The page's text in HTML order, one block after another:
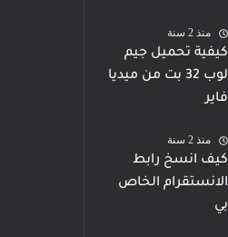
منذ 2 سنة
كيفية تحميل جيم
لوب 32 بت من ميديا
فاير
منذ 2 سنة
كيف انسخ رابط
الانستقرام الخاص
بي